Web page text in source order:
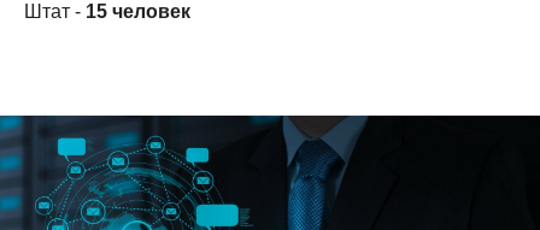
Штат - 15 человек